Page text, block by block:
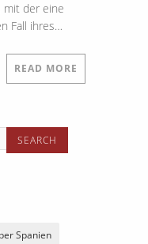
mit der eine
Fall ihres…
READ MORE
Spanien